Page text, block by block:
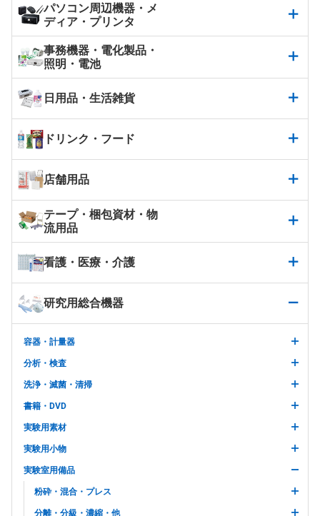
パソコン周辺機器・メ
ディア・プリンタ
事務機器・電化製品・
照明・電池
日用品・生活雑貨
ドリンク・フード
店舗用品
テープ・梱包資材・物
流用品
看護・医療・介護
研究用総合機器
容器・計量器
分析・検査
洗浄・滅菌・清掃
書籍・DVD
実験用素材
実験用小物
実験室用備品
粉砕・混合・プレス
分離・分級・濃縮・他